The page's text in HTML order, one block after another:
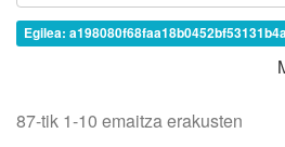
Egilea:
87-tik 1-10 emaitza erakusten